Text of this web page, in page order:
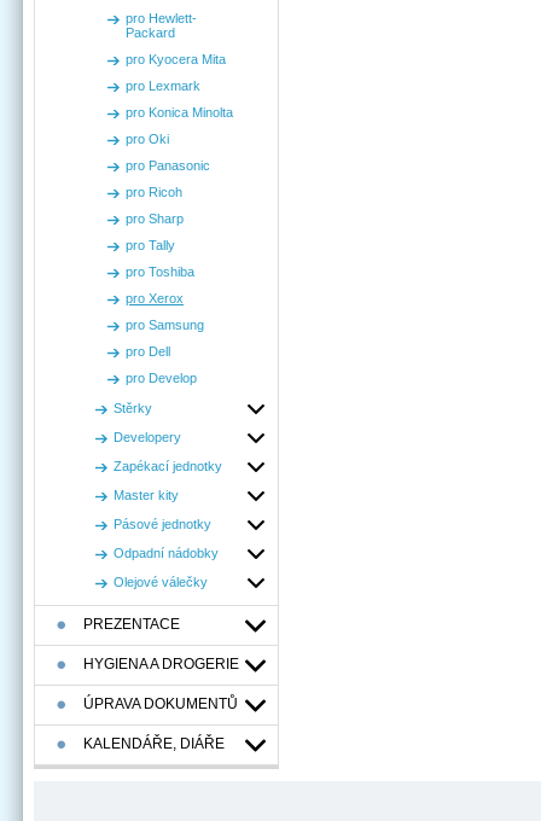
pro Hewlett-
Packard
pro Kyocera Mita
pro Lexmark
pro Konica Minolta
pro Oki
pro Panasonic
pro Ricoh
pro Sharp
pro Tally
pro Toshiba
pro Xerox
pro Samsung
pro Dell
pro Develop
Stěrky
Developery
Zapékací jednotky
Master kity
Pásové jednotky
Odpadní nádobky
Olejové válečky
PREZENTACE
HYGIENA A DROGERIE
ÚPRAVA DOKUMENTŮ
KALENDÁŘE, DIÁŘE